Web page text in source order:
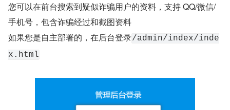
您可以在前台搜索到疑似诈骗用户的资料，支持 QQ/微信/
手机号，包含诈骗经过和截图资料
如果您是自主部署的，在后台登录/admin/index/inde
x.html